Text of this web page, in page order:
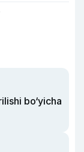
bo‘yicha